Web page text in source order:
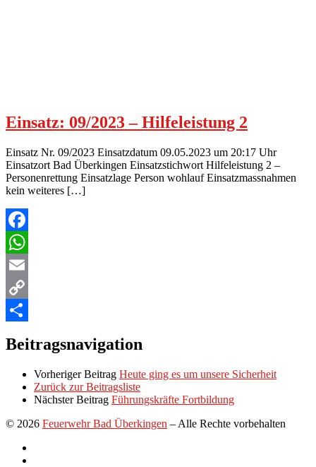
Einsatz: 09/2023 – Hilfeleistung 2
Einsatz Nr. 09/2023 Einsatzdatum 09.05.2023 um 20:17 Uhr
Einsatzort Bad Überkingen Einsatzstichwort Hilfeleistung 2 –
Personenrettung Einsatzlage Person wohlauf Einsatzmassnahmen
kein weiteres […]
Facebook
WhatsApp
Email
Copy
Beitragsnavigation
Vorheriger Beitrag Heute ging es um unsere Sicherheit
Zurück zur Beitragsliste
Nächster Beitrag Führungskräfte Fortbildung
© 2026 Feuerwehr Bad Überkingen – Alle Rechte vorbehalten